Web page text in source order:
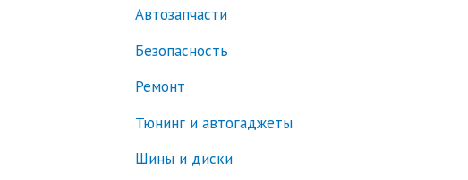
:Автозапчасти
Безопасность
Ремонт
Тюнинг и автогаджеты
Шины и диски